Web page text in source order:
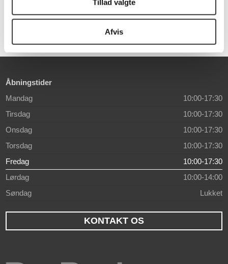
Tillad valgte
Afvis
2.249,00 DKK
Åbningstider
Mandag
10:00-17:30
Tirsdag
10:00-17:30
Onsdag
10:00-17:30
Torsdag
10:00-17:30
Fredag
10:00-17:30
Lørdag
10:00-14:00
Søndag
Lukket
KONTAKT OS